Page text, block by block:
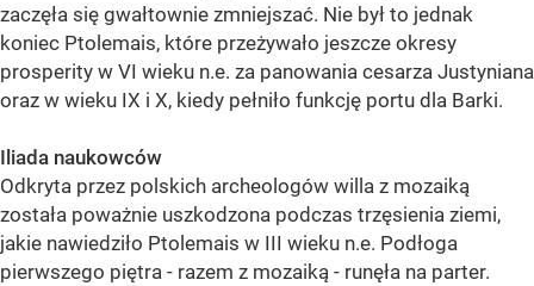
zaczęła się gwałtownie zmniejszać. Nie był to jednak
koniec Ptolemais, które przeżywało jeszcze okresy
prosperity w VI wieku n.e. za panowania cesarza Justyniana
oraz w wieku IX i X, kiedy pełniło funkcję portu dla Barki.
Iliada naukowców
Odkryta przez polskich archeologów willa z mozaiką
została poważnie uszkodzona podczas trzęsienia ziemi,
jakie nawiedziło Ptolemais w III wieku n.e. Podłoga
pierwszego piętra - razem z mozaiką - runęła na parter.